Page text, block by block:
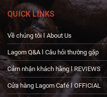
QUICK LINKS
Về chúng tôi Ӏ About Us
Lagom Q&A Ӏ Câu hỏi thường gặp
Cảm nhận khách hàng Ӏ REVIEWS
Cửa hàng Lagom Café Ӏ OFFICIAL